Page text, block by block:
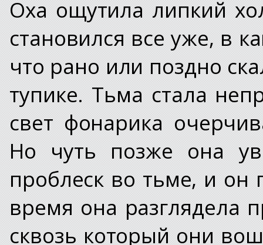
Оха ощутила липкий
становился все уже, в
что рано или поздно
тупике. Тьма стала
свет фонарика
Но чуть позже она
проблеск во тьме, и он
время она разглядела
сквозь который они